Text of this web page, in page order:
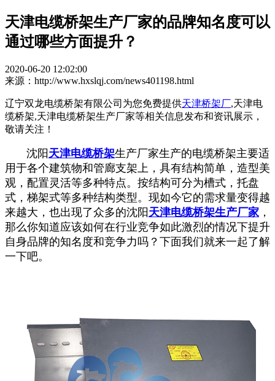
天津电缆桥架生产厂家的品牌知名度可以
通过哪些方面提升？
2020-06-20 12:02:00
来源：http://www.hxslqj.com/news401198.html
辽宁双龙电缆桥架有限公司为您免费提供天津桥架厂,天津电
缆桥架,天津电缆桥架生产厂家等相关信息发布和资讯展示，
敬请关注！
沈阳天津电缆桥架生产厂家生产的电缆桥架主要适
用于各个建筑物和管廊支架上，具有结构简单，造型美
观，配置灵活等多种特点。按结构可分为槽式，托盘
式，梯架式等多种结构类型。现如今它的需求量变得越
来越大，也出现了众多的沈阳天津电缆桥架生产厂家 ，
那么你知道应该如何在行业竞争如此激烈的情况下提升
自身品牌的知名度和竞争力吗？下面我们就来一起了解
一下吧。